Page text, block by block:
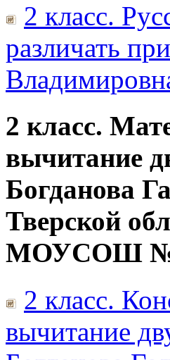
2 класс.
различать
2 класс.
вычитание
Богданова
Тверской
МОУСОШ
2 класс.
вычитание